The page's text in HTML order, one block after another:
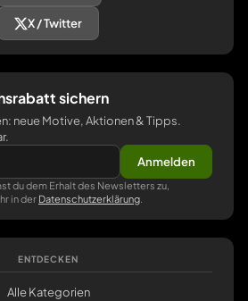
X / Twitter
sichern
neue Motive, Aktionen & Tipps.
Anmelden
du dem Erhalt des Newsletters zu,
in der Datenschutzerklärung
ENTDECKEN
Alle Kategorien